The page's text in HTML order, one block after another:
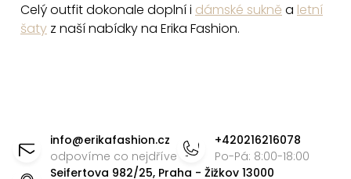
Celý outfit dokonale doplní i dámské sukně a letní
šaty z naší nabídky na Erika Fashion.
info@erikafashion.cz
odpovíme co nejdříve
+420216216078
Po-Pá: 8:00-18:00
Seifertova 982/25, Praha - Žižkov 13000